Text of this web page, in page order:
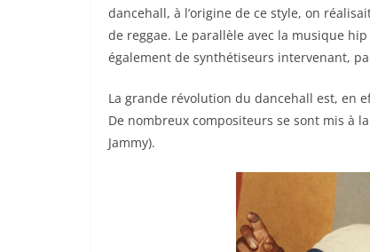
dancehall, à l’origine de ce style, on
de reggae. Le parallèle avec la musique
également de synthétiseurs intervenant,
La grande révolution du dancehall est, en
De nombreux compositeurs se sont mis à
Jammy).